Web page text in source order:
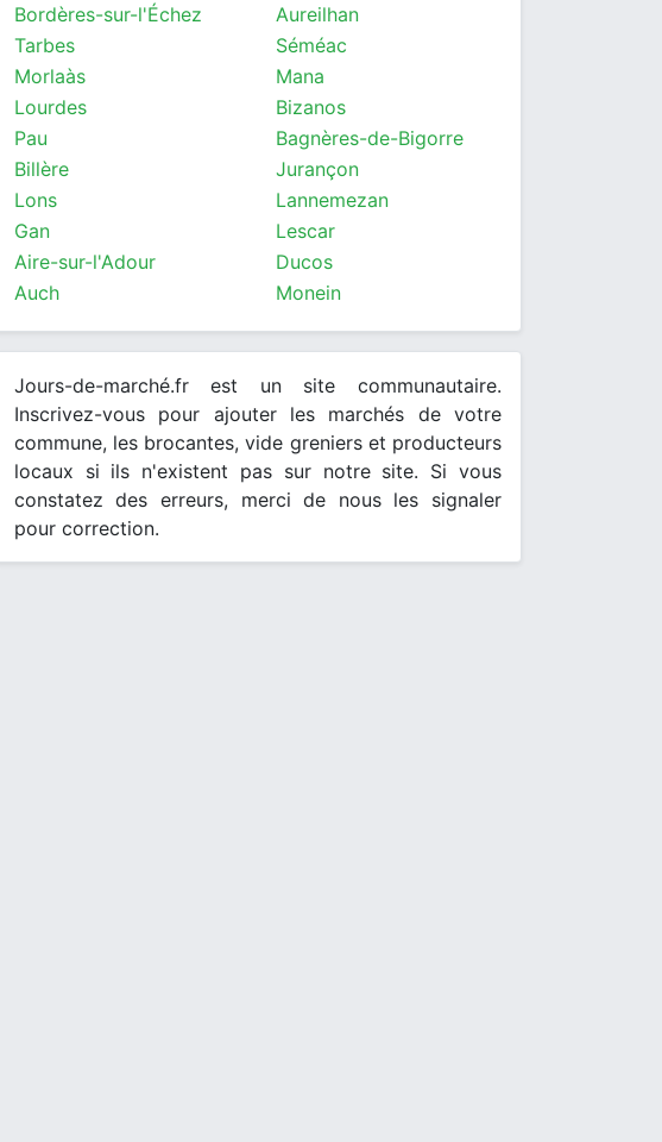
Bordères-sur-l'Échez
Aureilhan
Tarbes
Séméac
Morlaàs
Mana
Lourdes
Bizanos
Pau
Bagnères-de-Bigorre
Billère
Jurançon
Lons
Lannemezan
Gan
Lescar
Aire-sur-l'Adour
Ducos
Auch
Monein
Jours-de-marché.fr est un site communautaire.
Inscrivez-vous pour ajouter les marchés de votre
commune, les brocantes, vide greniers et producteurs
locaux si ils n'existent pas sur notre site. Si vous
constatez des erreurs, merci de nous les signaler
pour correction.